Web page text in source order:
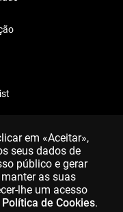
em «Aceitar»,
seus dados de
público e gerar
as suas
lhe um acesso
Política de Cookies.